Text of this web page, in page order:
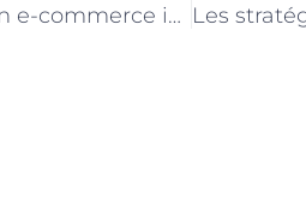
Les compétences en e-commerce indispensables pour les consultants en transformation digitale à Paris